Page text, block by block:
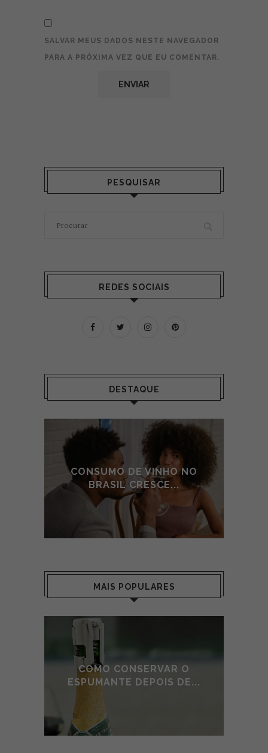
SALVAR MEUS DADOS NESTE NAVEGADOR
PARA A PRÓXIMA VEZ QUE EU COMENTAR.
PESQUISAR
REDES SOCIAIS
DESTAQUE
CONSUMO DE VINHO NO
BRASIL CRESCE...
MAIS POPULARES
COMO CONSERVAR O
ESPUMANTE DEPOIS DE...